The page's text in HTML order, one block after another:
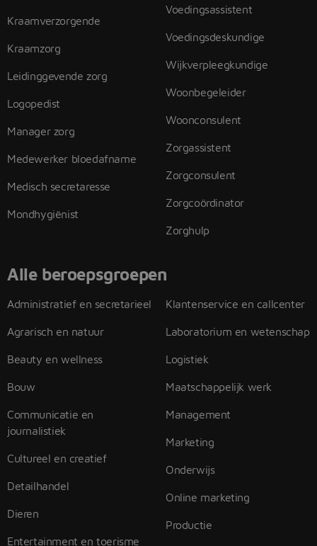
Kraamverzorgende
Kraamzorg
Leidinggevende zorg
Logopedist
Manager zorg
Medewerker bloedafname
Medisch secretaresse
Mondhygiënist
Voedingsassistent
Voedingsdeskundige
Wijkverpleegkundige
Woonbegeleider
Woonconsulent
Zorgassistent
Zorgconsulent
Zorgcoördinator
Zorghulp
Alle beroepsgroepen
Administratief en secretarieel
Agrarisch en natuur
Beauty en wellness
Bouw
Communicatie en
journalistiek
Cultureel en creatief
Detailhandel
Dieren
Entertainment en toerisme
Klantenservice en callcenter
Laboratorium en wetenschap
Logistiek
Maatschappelijk werk
Management
Marketing
Onderwijs
Online marketing
Productie